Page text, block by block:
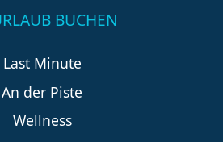
BUCHEN
Last Minute
An der Piste
Wellness